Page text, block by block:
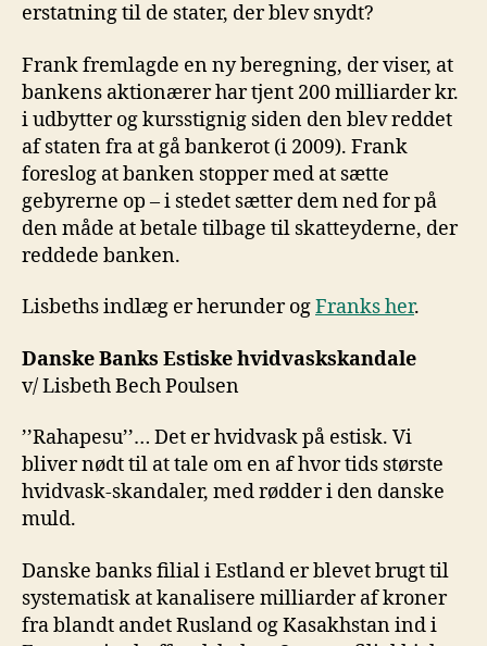
erstatning til de stater, der blev snydt?
Frank fremlagde en ny beregning, der viser, at
bankens aktionærer har tjent 200 milliarder kr.
i udbytter og kursstignig siden den blev reddet
af staten fra at gå bankerot (i 2009). Frank
foreslog at banken stopper med at sætte
gebyrerne op – i stedet sætter dem ned for på
den måde at betale tilbage til skatteyderne, der
reddede banken.
Lisbeths indlæg er herunder ogFranks her.
Danske Banks Estiske hvidvaskskandale
v/ Lisbeth Bech Poulsen
’’Rahapesu’’… Det er hvidvask på estisk. Vi
bliver nødt til at tale om en af hvor tids største
hvidvask-skandaler, med rødder i den danske
muld.
Danske banks filial i Estland er blevet brugt til
systematisk at kanalisere milliarder af kroner
fra blandt andet Rusland og Kasakhstan ind i